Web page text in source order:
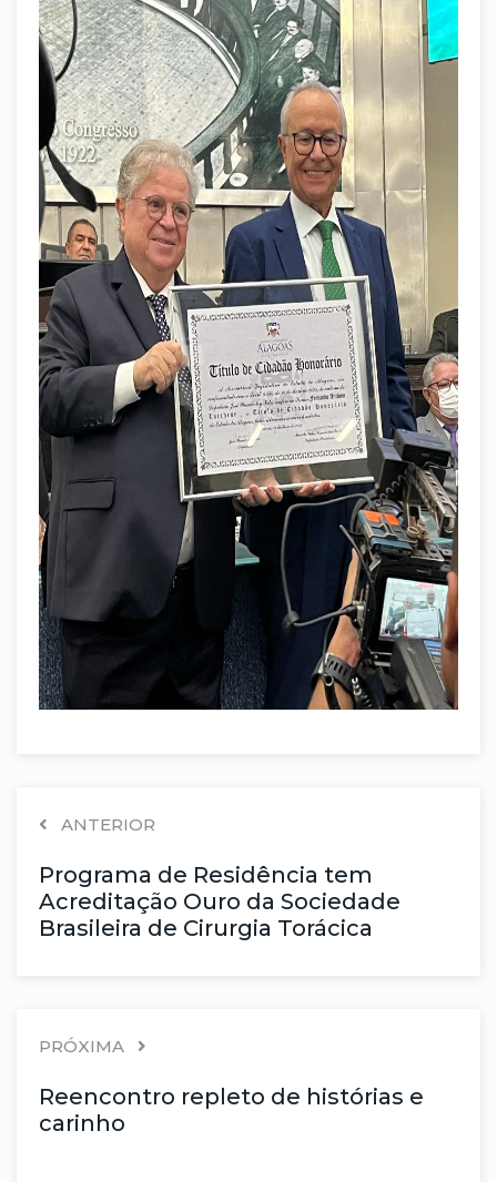
ANTERIOR
Programa de Residência tem
Acreditação Ouro da Sociedade
Brasileira de Cirurgia Torácica
PRÓXIMA
Reencontro repleto de histórias e
carinho